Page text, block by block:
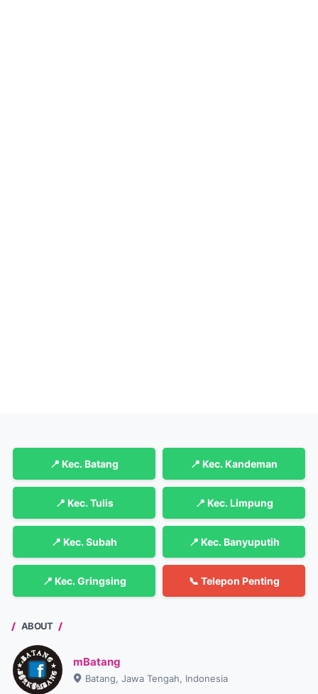
📍 Kec. Batang 📍 Kec. Kandeman
📍 Kec. Tulis 📍 Kec. Limpung
📍 Kec. Subah 📍 Kec. Banyuputih
📍 Kec. Gringsing 📞 Telepon Penting
ABOUT
mBatang
Batang, Jawa Tengah, Indonesia